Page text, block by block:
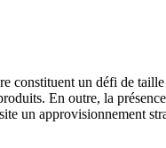
constituent un défi de
En outre, la
un approvisionnement